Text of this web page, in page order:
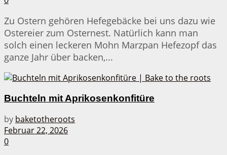
Zu Ostern gehören Hefegebäcke bei uns dazu wie
Ostereier zum Osternest. Natürlich kann man
solch einen leckeren Mohn Marzpan Hefezopf das
ganze Jahr über backen,...
Buchteln mit Aprikosenkonfitüre
by baketotheroots
Februar 22, 2026
0